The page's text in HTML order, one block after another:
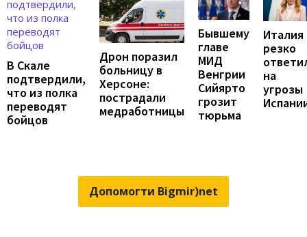
В Скале
подтвердили,
что из полка
переводят
бойцов
Дрон поразил
больницу в
Херсоне:
пострадали
медработницы
Бывшему
главе
МИД
Венгрии
Сийярто
грозит
тюрьма
Италия
резко
на
угрозы
Допомогти Bigmir)net